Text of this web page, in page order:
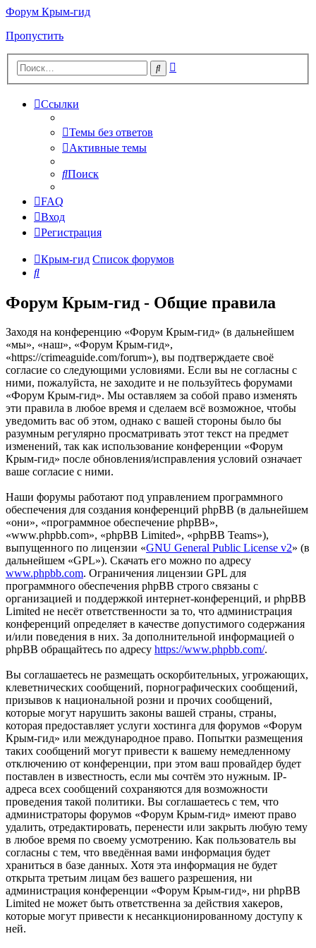
Форум Крым-гид
Пропустить
Поиск
Ссылки
Темы без ответов
Активные темы
Поиск
FAQ
Вход
Регистрация
Крым-гид Список форумов
Поиск
Форум Крым-гид - Общие правила
Заходя на конференцию «Форум Крым-гид» (в дальнейшем
«мы», «наш», «Форум Крым-гид»,
«https://crimeaguide.com/forum»), вы подтверждаете своё
согласие со следующими условиями. Если вы не согласны с
ними, пожалуйста, не заходите и не пользуйтесь форумами
«Форум Крым-гид». Мы оставляем за собой право изменять
эти правила в любое время и сделаем всё возможное, чтобы
уведомить вас об этом, однако с вашей стороны было бы
разумным регулярно просматривать этот текст на предмет
изменений, так как использование конференции «Форум
Крым-гид» после обновления/исправления условий означает
ваше согласие с ними.
Наши форумы работают под управлением программного
обеспечения для создания конференций phpBB (в дальнейшем
«они», «программное обеспечение phpBB»,
«www.phpbb.com», «phpBB Limited», «phpBB Teams»),
выпущенного по лицензии «GNU General Public License v2» (в
дальнейшем «GPL»). Скачать его можно по адресу
www.phpbb.com. Ограничения лицензии GPL для
программного обеспечения phpBB строго связаны с
организацией и поддержкой интернет-конференций, и phpBB
Limited не несёт ответственности за то, что администрация
конференций определяет в качестве допустимого содержания
и/или поведения в них. За дополнительной информацией о
phpBB обращайтесь по адресу https://www.phpbb.com/.
Вы соглашаетесь не размещать оскорбительных, угрожающих,
клеветнических сообщений, порнографических сообщений,
призывов к национальной розни и прочих сообщений,
которые могут нарушить законы вашей страны, страны,
которая предоставляет услуги хостинга для форумов «Форум
Крым-гид» или международное право. Попытки размещения
таких сообщений могут привести к вашему немедленному
отключению от конференции, при этом ваш провайдер будет
поставлен в известность, если мы сочтём это нужным. IP-
адреса всех сообщений сохраняются для возможности
проведения такой политики. Вы соглашаетесь с тем, что
администраторы форумов «Форум Крым-гид» имеют право
удалить, отредактировать, перенести или закрыть любую тему
в любое время по своему усмотрению. Как пользователь вы
согласны с тем, что введённая вами информация будет
храниться в базе данных. Хотя эта информация не будет
открыта третьим лицам без вашего разрешения, ни
администрация конференции «Форум Крым-гид», ни phpBB
Limited не может быть ответственна за действия хакеров,
которые могут привести к несанкционированному доступу к
ней.